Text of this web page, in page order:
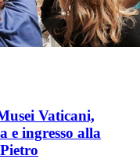
Vaticani,
e ingresso alla